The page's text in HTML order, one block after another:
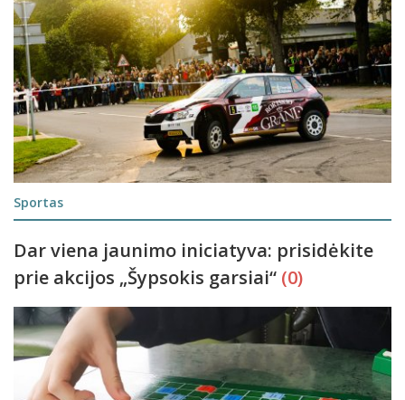
Sportas
Dar viena jaunimo iniciatyva: prisidėkite
prie akcijos „Šypsokis garsiai“ (0)